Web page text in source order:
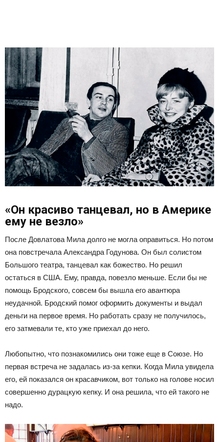
«Он красиво танцевал, но в Америке
ему не везло»
После Довлатова Мила долго не могла оправиться. Но потом
она повстречала Александра Годунова. Он был солистом
Большого театра, танцевал как божество. Но решил
остаться в США. Ему, правда, повезло меньше. Если бы не
помощь Бродского, совсем бы вышла его авантюра
неудачной. Бродский помог оформить документы и выдал
деньги на первое время. Но работать сразу не получилось,
его затмевали те, кто уже приехал до него.
Любопытно, что познакомились они тоже еще в Союзе. Но
первая встреча не задалась из-за кепки. Когда Мила увидела
его, ей показался он красавчиком, вот только на голове носил
совершенно дурацкую кепку. И она решила, что ей такого не
надо.